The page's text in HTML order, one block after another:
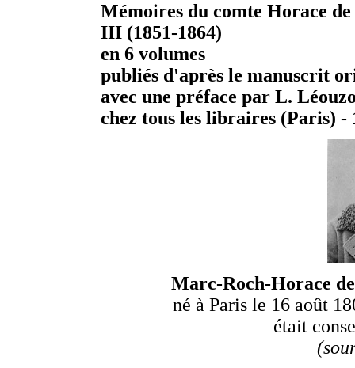
Mémoires du comte Horace
III (1851-1864)
en 6 volumes
publiés d'après le manuscrit
avec une préface par L.
chez tous les libraires (Paris) -
Marc-Roch-Horace
né à Paris le 16 août
était